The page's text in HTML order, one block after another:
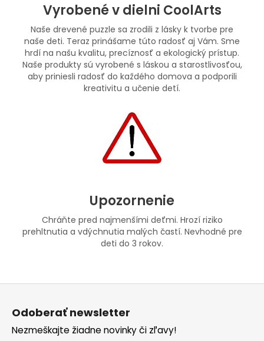
Vyrobené v dielni CoolArts
Naše drevené puzzle sa zrodili z lásky k tvorbe pre
naše deti. Teraz prinášame túto radosť aj Vám. Sme
hrdí na našu kvalitu, precíznosť a ekologický prístup.
Naše produkty sú vyrobené s láskou a starostlivosťou,
aby priniesli radosť do každého domova a podporili
kreativitu a učenie detí.
Upozornenie
Chráňte pred najmenšími deťmi. Hrozí riziko
prehltnutia a vdýchnutia malých častí. Nevhodné pre
deti do 3 rokov.
Z
Odoberať newsletter
Nezmeškajte žiadne novinky či zľavy!